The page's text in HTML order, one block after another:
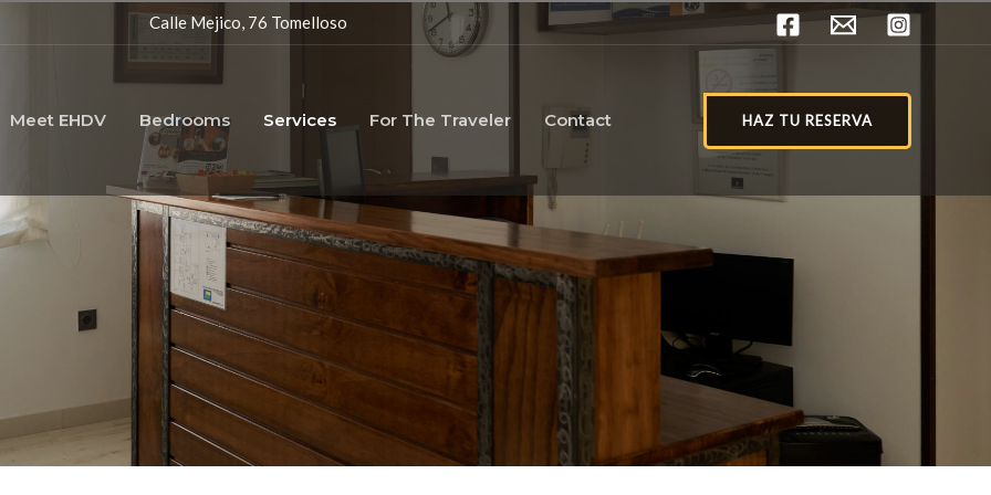
Calle Mejico, 76 Tomelloso
Meet EHDV Bedrooms Services For The Traveler Contact HAZ TU RESERVA